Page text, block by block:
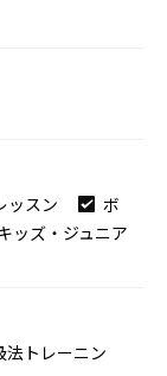
ッスン
ボ
ッズ・ジュニア
法トレーニン